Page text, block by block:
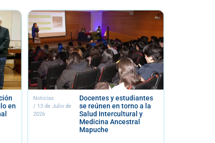
Noticias
/ 13 de Julio de
2026
Docentes y estudiantes
se reúnen en torno a la
Salud Intercultural y
Medicina Ancestral
Noticias
10 de Julio de